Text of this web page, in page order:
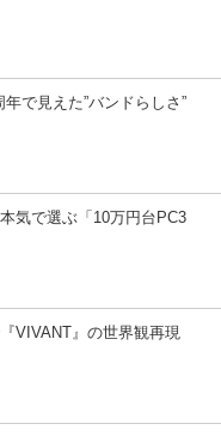
で見えた”バンドらしさ”
気で選ぶ「10万円台PC3
VIVANT』の世界観再現